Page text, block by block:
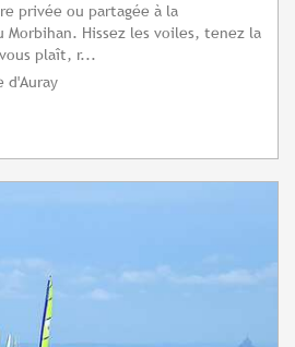
privée ou partagée à la
Morbihan. Hissez les voiles, tenez la
plaît, r...
d'Auray